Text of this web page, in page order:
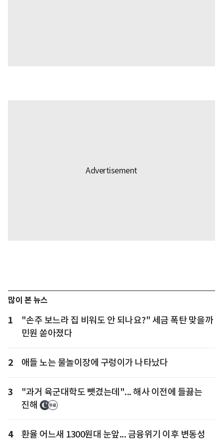
많이 본 뉴스
1
"손주 보느라 집 비워도 안 되나요?" 세금 폭탄 맞을까
민원 쏟아졌다
2 애들 노는 물놀이장에 구렁이가 나타났다
3
"과거 육군대학도 뺏겼는데"... 해사 이전에 들끓는
진해
4
환율 어느새 1300원대 눈앞... 금융위기 이후 변동성